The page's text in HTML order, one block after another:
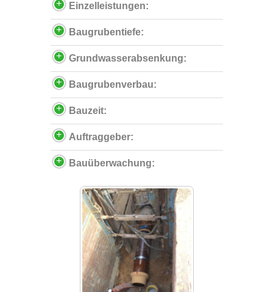
Einzelleistungen:
Baugrubentiefe:
Grundwasserabsenkung:
Baugrubenverbau:
Bauzeit:
Auftraggeber:
Bauüberwachung: